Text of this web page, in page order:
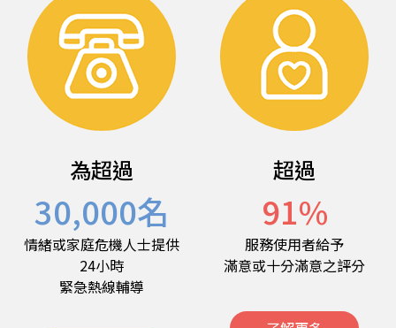
為超過
30,000名
情緒或家庭危機人士提供
24小時
緊急熱線輔導
超過
91%
服務使用者給予
滿意或十分滿意之評分